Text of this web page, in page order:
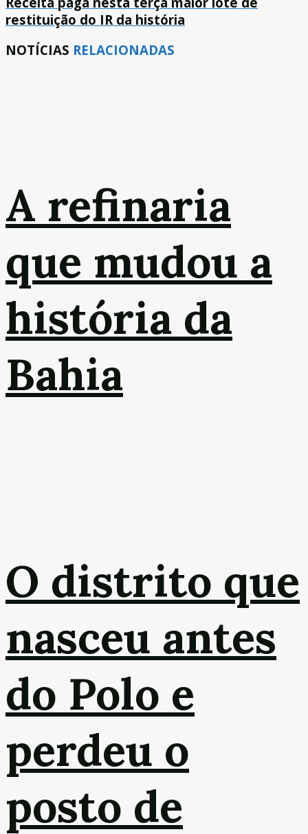
restituição do IR da história
NOTÍCIAS RELACIONADAS
A refinaria
que mudou a
história da
Bahia
O distrito que
nasceu antes
do Polo e
perdeu o
posto de